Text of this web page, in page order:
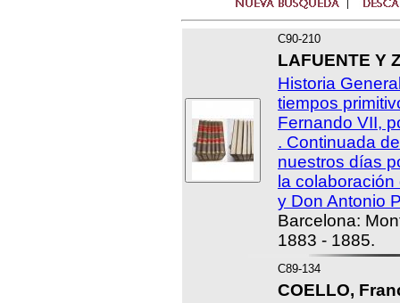
C90-210
LAFUENTE Y
Historia
tiempos
Fernando VII,
. Continuada
nuestros días
la
y Don Antonio
Barcelona:
1883 - 1885.
C89-134
COELLO,